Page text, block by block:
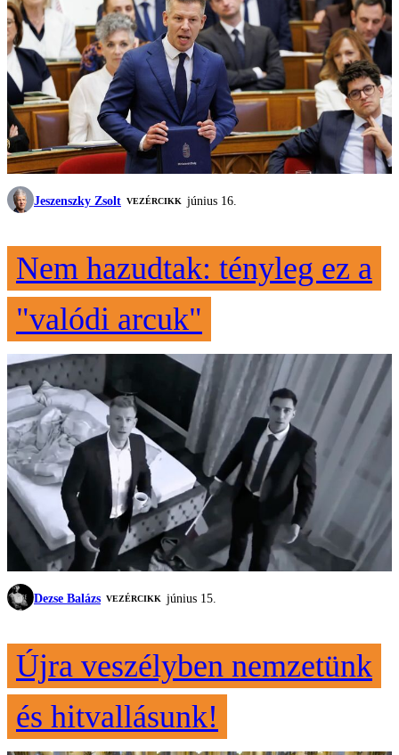
Jeszenszky Zsolt VEZÉRCIKK június 16.
Nem hazudtak: tényleg ez a
"valódi arcuk"
Dezse Balázs VEZÉRCIKK június 15.
Újra veszélyben nemzetünk
és hitvallásunk!